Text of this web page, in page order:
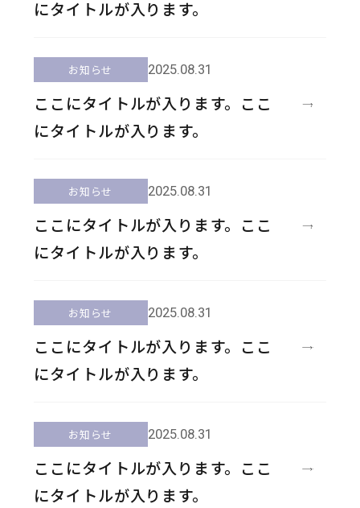
にタイトルが入ります。
お知らせ 2025.08.31
ここにタイトルが入ります。ここ
にタイトルが入ります。
お知らせ 2025.08.31
ここにタイトルが入ります。ここ
にタイトルが入ります。
お知らせ 2025.08.31
ここにタイトルが入ります。ここ
にタイトルが入ります。
お知らせ 2025.08.31
ここにタイトルが入ります。ここ
にタイトルが入ります。